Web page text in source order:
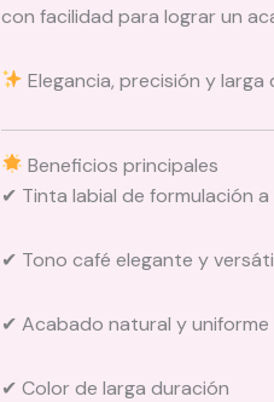
con facilidad para lograr un
Elegancia, precisión y
Beneficios principales
✔ Tinta labial de formulación
✔ Tono café elegante y
✔ Acabado natural y uniforme
✔ Color de larga duración